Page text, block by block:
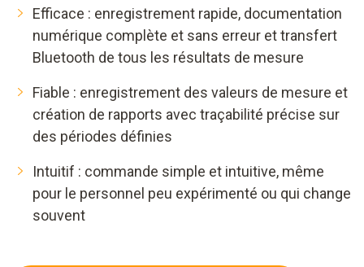
Efficace : enregistrement rapide, documentation
numérique complète et sans erreur et transfert
Bluetooth de tous les résultats de mesure
Fiable : enregistrement des valeurs de mesure et
création de rapports avec traçabilité précise sur
des périodes définies
Intuitif : commande simple et intuitive, même
pour le personnel peu expérimenté ou qui change
souvent